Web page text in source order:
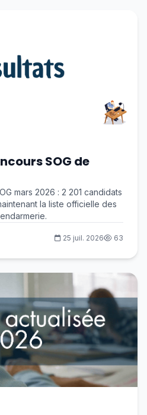
SOG de
mars 2026 : 2 201 candidats
la liste officielle des
25 juil. 2026 63